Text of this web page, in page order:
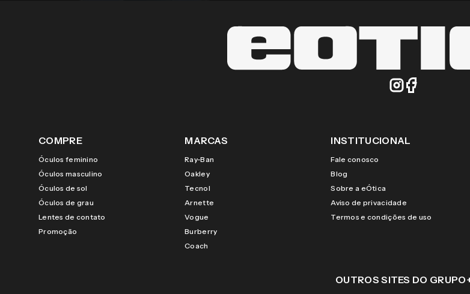
COMPRE
Óculos feminino
Óculos masculino
Óculos de sol
Óculos de grau
Lentes de contato
Promoção
MARCAS
Ray-Ban
Oakley
Tecnol
Arnette
Vogue
Burberry
Coach
INSTITUCIONAL
Fale conosco
Blog
Sobre a eÓtica
Aviso de privacidade
Termos e condições de uso
OUTROS SITES DO GRUPO